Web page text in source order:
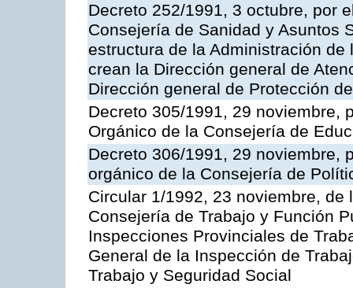
Decreto 252/1991, 3 octubre, por
Consejería de Sanidad y Asuntos
estructura de la Administración
crean la Dirección general de
Dirección general de Protección
Decreto 305/1991, 29 noviembre,
Orgánico de la Consejería de
Decreto 306/1991, 29 noviembre,
orgánico de la Consejería de
Circular 1/1992, 23 noviembre,
Consejería de Trabajo y Función
Inspecciones Provinciales de
General de la Inspección de
Trabajo y Seguridad Social